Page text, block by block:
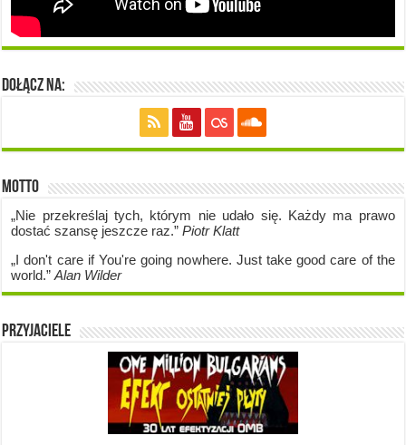
Dołącz na:
Motto
„Nie przekreślaj tych, którym nie udało się. Każdy ma prawo
dostać szansę jeszcze raz.”Piotr Klatt
„I don't care if You're going nowhere. Just take good care of the
world.”Alan Wilder
Przyjaciele